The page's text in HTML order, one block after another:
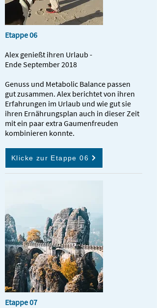
Etappe 06
Alex genießt ihren Urlaub -
Ende September 2018
Genuss und Metabolic Balance passen
gut zusammen. Alex berichtet von ihren
Erfahrungen im Urlaub und wie gut sie
ihren Ernährungsplan auch in dieser Zeit
mit ein paar extra Gaumenfreuden
kombinieren konnte.
Klicke zur Etappe 06
Etappe 07